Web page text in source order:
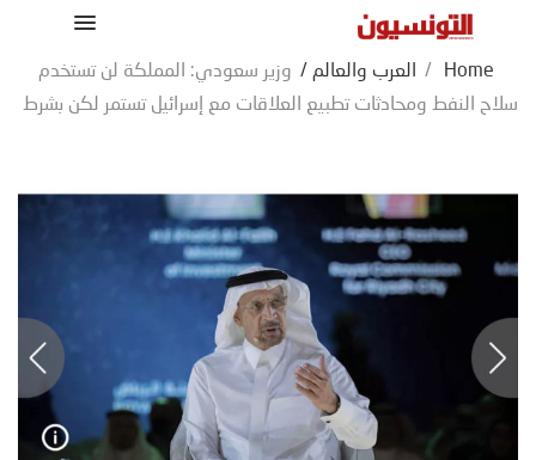
Home
/ العرب والعالم / وزير سعودي: المملكة لن تستخدم
سلاح النفط ومحادثات تطبيع العلاقات مع إسرائيل تستمر لكن بشرط